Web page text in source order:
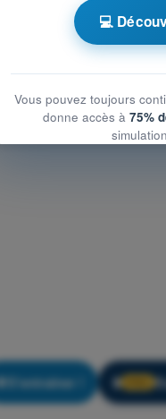
et ses limites
S'entraîner ! 🔒
💻
Vous pouvez toujours
donne accès à 75%